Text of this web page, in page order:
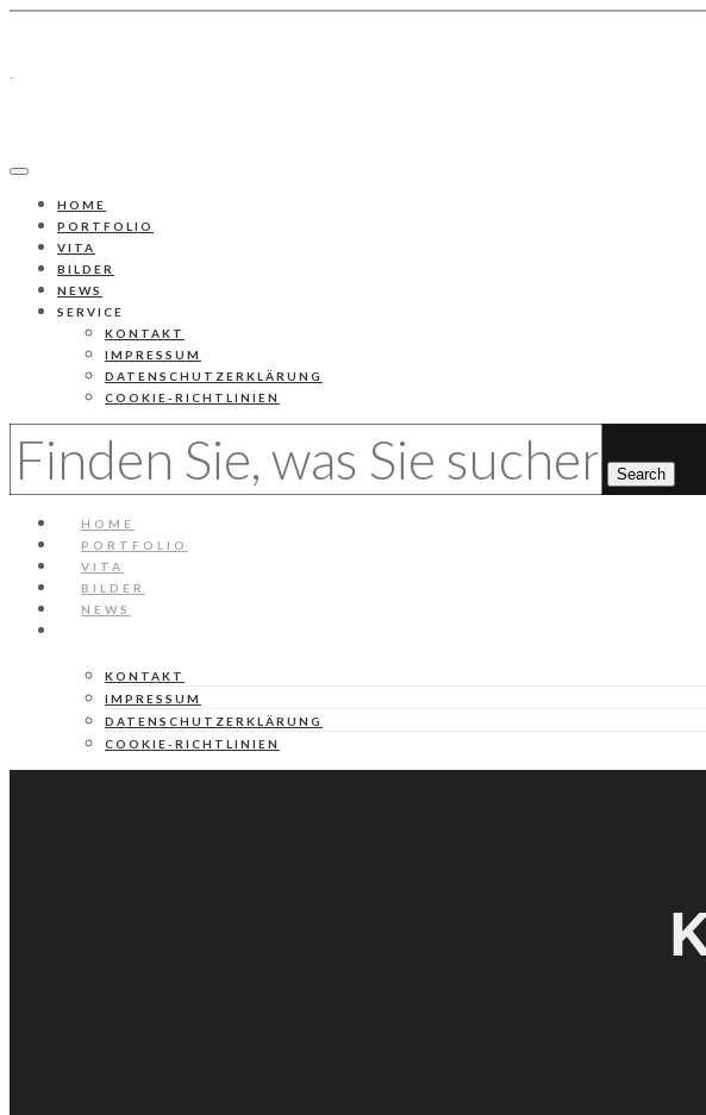
HOME
PORTFOLIO
VITA
BILDER
NEWS
SERVICE
KONTAKT
IMPRESSUM
DATENSCHUTZERKLÄRUNG
COOKIE-RICHTLINIEN
HOME
PORTFOLIO
VITA
BILDER
NEWS
KONTAKT
IMPRESSUM
DATENSCHUTZERKLÄRUNG
COOKIE-RICHTLINIEN